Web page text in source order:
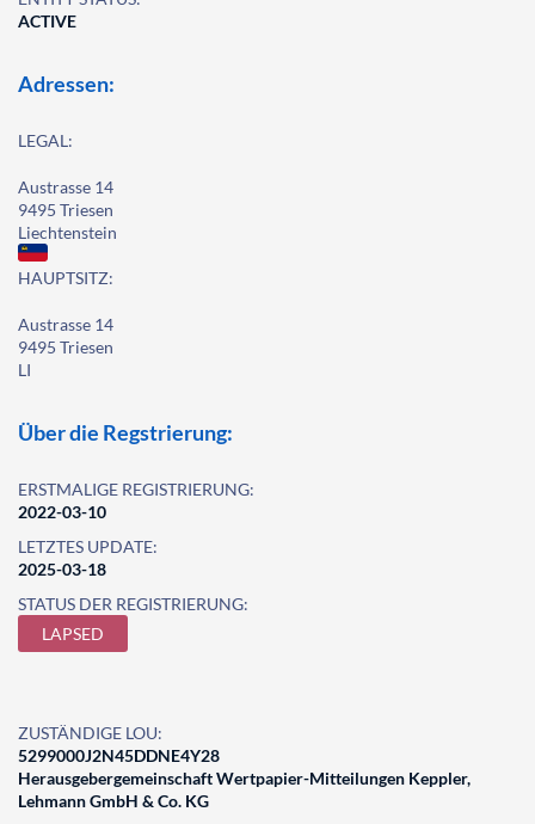
ACTIVE
Adressen:
LEGAL:
Austrasse 14
9495 Triesen
Liechtenstein
HAUPTSITZ:
Austrasse 14
9495 Triesen
LI
Über die Regstrierung:
ERSTMALIGE REGISTRIERUNG:
2022-03-10
LETZTES UPDATE:
2025-03-18
STATUS DER REGISTRIERUNG:
LAPSED
ZUSTÄNDIGE LOU:
5299000J2N45DDNE4Y28
Herausgebergemeinschaft Wertpapier-Mitteilungen Keppler,
Lehmann GmbH & Co. KG